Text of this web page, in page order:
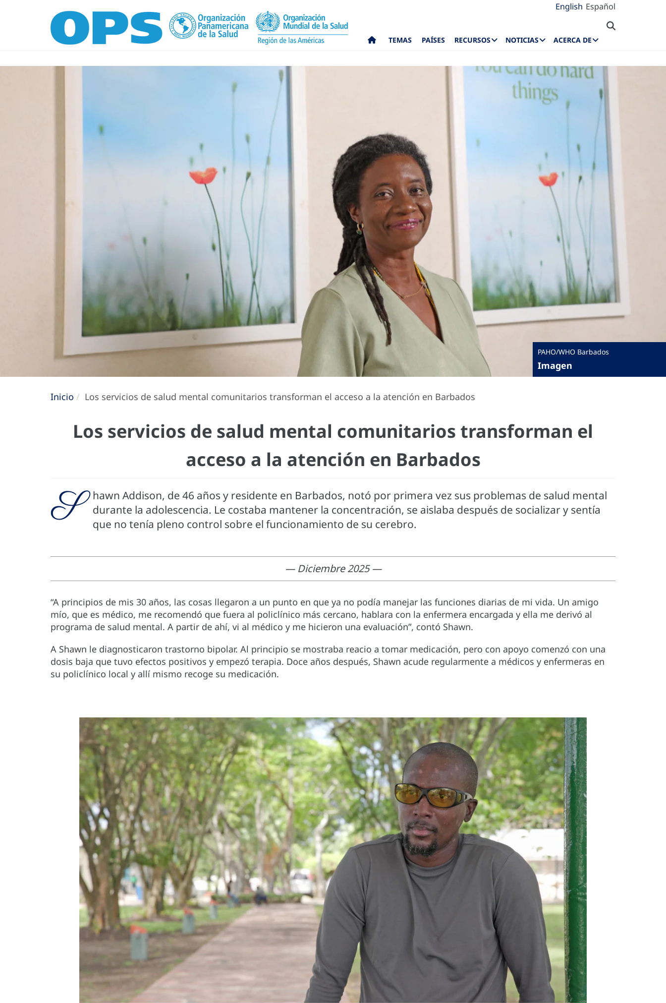
English Español
TEMAS PAÍSES RECURSOS NOTICIAS ACERCA DE
PAHO/WHO Barbados
Imagen
Inicio Los servicios de salud mental comunitarios transforman el acceso a la atención en Barbados
Los servicios de salud mental comunitarios transforman el
acceso a la atención en Barbados
S
hawn Addison, de 46 años y residente en Barbados, notó por primera vez sus problemas de salud mental
durante la adolescencia. Le costaba mantener la concentración, se aislaba después de socializar y sentía
que no tenía pleno control sobre el funcionamiento de su cerebro.
— Diciembre 2025 —
“A principios de mis 30 años, las cosas llegaron a un punto en que ya no podía manejar las funciones diarias de mi vida. Un amigo
mío, que es médico, me recomendó que fuera al policlínico más cercano, hablara con la enfermera encargada y ella me derivó al
programa de salud mental. A partir de ahí, vi al médico y me hicieron una evaluación”, contó Shawn.
A Shawn le diagnosticaron trastorno bipolar. Al principio se mostraba reacio a tomar medicación, pero con apoyo comenzó con una
dosis baja que tuvo efectos positivos y empezó terapia. Doce años después, Shawn acude regularmente a médicos y enfermeras en
su policlínico local y allí mismo recoge su medicación.